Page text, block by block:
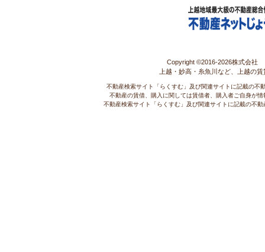
Copyright ©2016-2026株式会社
上越・妙高・糸魚川など、上越の
不動産検索サイト「らくすむ」及び関連サイトに記載の不
不動産の賃借、購入に関しては賃借者、購入者ご自身が
不動産検索サイト「らくすむ」及び関連サイトに記載の不